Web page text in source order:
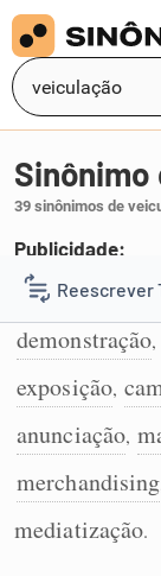
Reescrever
Resumir
Corrigir Texto
Detector de
39 sinônimos de
Publicidade:
1
demonstração,
exposição,
anunciação,
merchandising
mediatização.